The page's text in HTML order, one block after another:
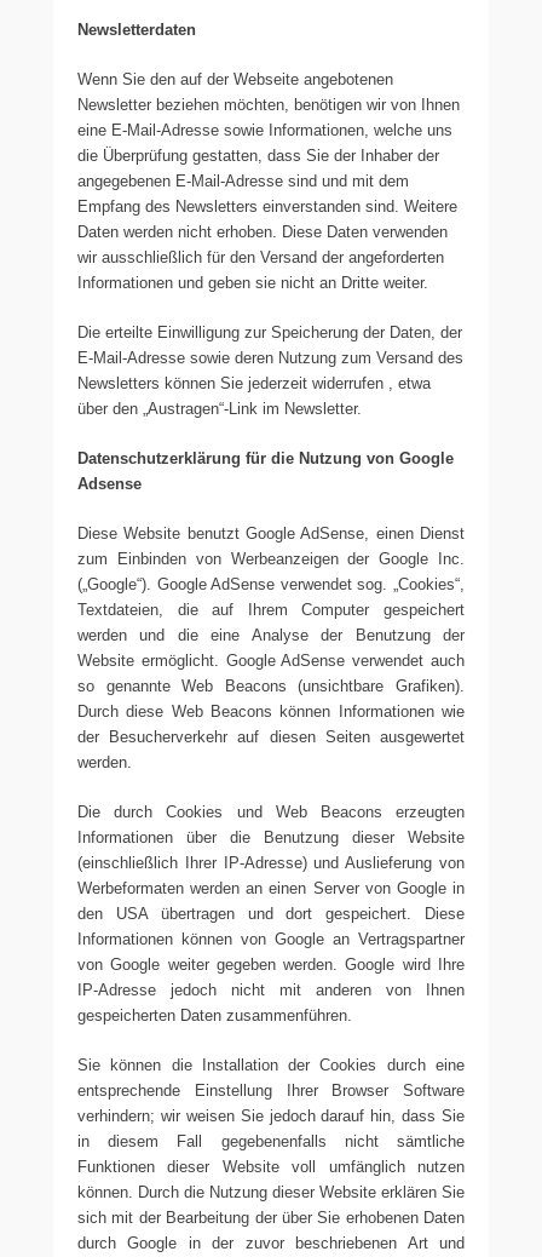
Newsletterdaten
Wenn Sie den auf der Webseite angebotenen
Newsletter beziehen möchten, benötigen wir von Ihnen
eine E-Mail-Adresse sowie Informationen, welche uns
die Überprüfung gestatten, dass Sie der Inhaber der
angegebenen E-Mail-Adresse sind und mit dem
Empfang des Newsletters einverstanden sind. Weitere
Daten werden nicht erhoben. Diese Daten verwenden
wir ausschließlich für den Versand der angeforderten
Informationen und geben sie nicht an Dritte weiter.
Die erteilte Einwilligung zur Speicherung der Daten, der
E-Mail-Adresse sowie deren Nutzung zum Versand des
Newsletters können Sie jederzeit widerrufen , etwa
über den „Austragen“-Link im Newsletter.
Datenschutzerklärung für die Nutzung von Google
Adsense
Diese Website benutzt Google AdSense, einen Dienst
zum Einbinden von Werbeanzeigen der Google Inc.
(„Google“). Google AdSense verwendet sog. „Cookies“,
Textdateien, die auf Ihrem Computer gespeichert
werden und die eine Analyse der Benutzung der
Website ermöglicht. Google AdSense verwendet auch
so genannte Web Beacons (unsichtbare Grafiken).
Durch diese Web Beacons können Informationen wie
der Besucherverkehr auf diesen Seiten ausgewertet
werden.
Die durch Cookies und Web Beacons erzeugten
Informationen über die Benutzung dieser Website
(einschließlich Ihrer IP-Adresse) und Auslieferung von
Werbeformaten werden an einen Server von Google in
den USA übertragen und dort gespeichert. Diese
Informationen können von Google an Vertragspartner
von Google weiter gegeben werden. Google wird Ihre
IP-Adresse jedoch nicht mit anderen von Ihnen
gespeicherten Daten zusammenführen.
Sie können die Installation der Cookies durch eine
entsprechende Einstellung Ihrer Browser Software
verhindern; wir weisen Sie jedoch darauf hin, dass Sie
in diesem Fall gegebenenfalls nicht sämtliche
Funktionen dieser Website voll umfänglich nutzen
können. Durch die Nutzung dieser Website erklären Sie
sich mit der Bearbeitung der über Sie erhobenen Daten
durch Google in der zuvor beschriebenen Art und